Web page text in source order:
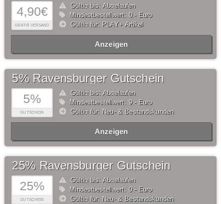
4,90€
GRATIS VERSAND
Gültig bis: Abgelaufen
Mindestbestellwert: 0,- Euro
Gültig für: PLAY+ Artikel
Anzeigen
5%
GUTSCHEIN
5% Ravensburger Gutschein
Gültig bis: Abgelaufen
Mindestbestellwert: 9,- Euro
Gültig für: Neu- & Bestandskunden
Anzeigen
25%
GUTSCHEIN
25% Ravensburger Gutschein
Gültig bis: Abgelaufen
Mindestbestellwert: 0,- Euro
Gültig für: Neu- & Bestandskunden